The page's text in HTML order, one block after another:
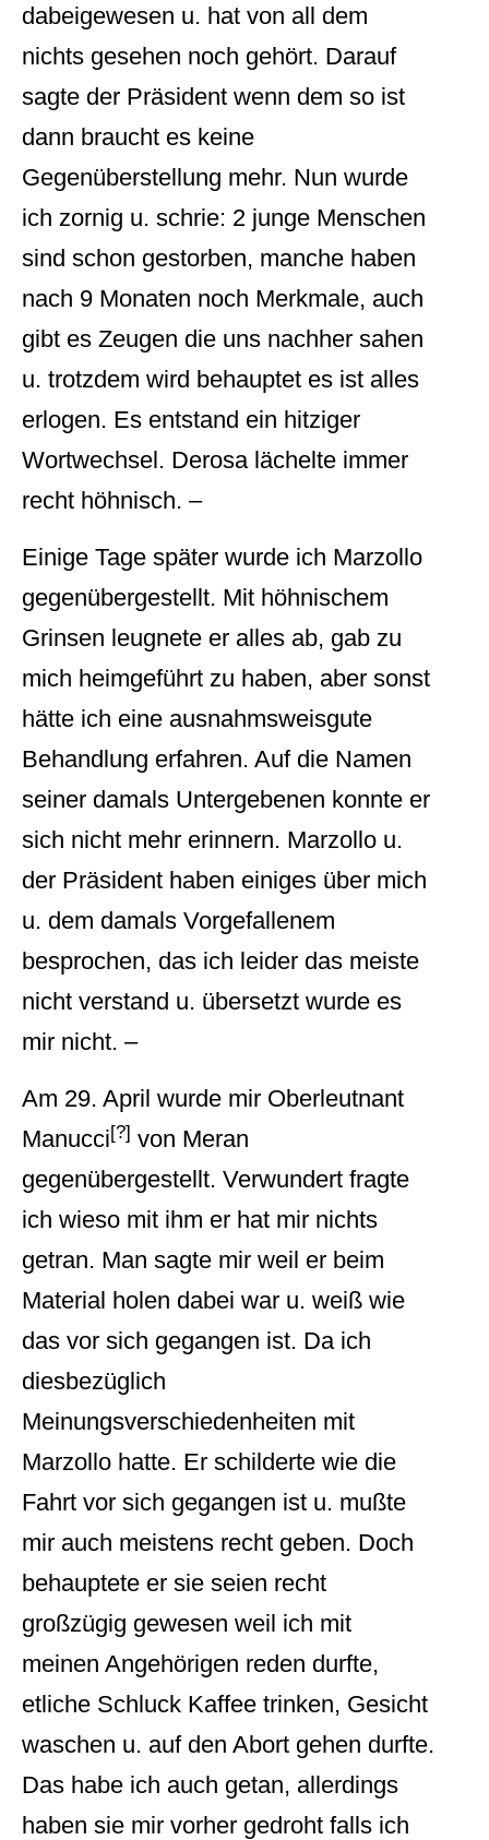
dabeigewesen u. hat von all dem
nichts gesehen noch gehört. Darauf
sagte der Präsident wenn dem so ist
dann braucht es keine
Gegenüberstellung mehr. Nun wurde
ich zornig u. schrie: 2 junge Menschen
sind schon gestorben, manche haben
nach 9 Monaten noch Merkmale, auch
gibt es Zeugen die uns nachher sahen
u. trotzdem wird behauptet es ist alles
erlogen. Es entstand ein hitziger
Wortwechsel. Derosa lächelte immer
recht höhnisch. –
Einige Tage später wurde ich Marzollo
gegenübergestellt. Mit höhnischem
Grinsen leugnete er alles ab, gab zu
mich heimgeführt zu haben, aber sonst
hätte ich eine ausnahmsweisgute
Behandlung erfahren. Auf die Namen
seiner damals Untergebenen konnte er
sich nicht mehr erinnern. Marzollo u.
der Präsident haben einiges über mich
u. dem damals Vorgefallenem
besprochen, das ich leider das meiste
nicht verstand u. übersetzt wurde es
mir nicht. –
Am 29. April wurde mir Oberleutnant
Manucci[?] von Meran
gegenübergestellt. Verwundert fragte
ich wieso mit ihm er hat mir nichts
getran. Man sagte mir weil er beim
Material holen dabei war u. weiß wie
das vor sich gegangen ist. Da ich
diesbezüglich
Meinungsverschiedenheiten mit
Marzollo hatte. Er schilderte wie die
Fahrt vor sich gegangen ist u. mußte
mir auch meistens recht geben. Doch
behauptete er sie seien recht
großzügig gewesen weil ich mit
meinen Angehörigen reden durfte,
etliche Schluck Kaffee trinken, Gesicht
waschen u. auf den Abort gehen durfte.
Das habe ich auch getan, allerdings
haben sie mir vorher gedroht falls ich